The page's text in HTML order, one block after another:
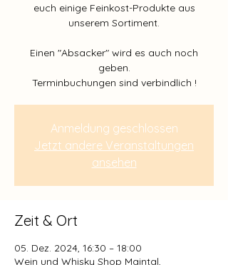
euch einige Feinkost-Produkte aus
unserem Sortiment.
Einen "Absacker" wird es auch noch
geben.
Anmeldung geschlossen
Jetzt andere Veranstaltungen
ansehen
Zeit & Ort
05. Dez. 2024, 16:30 – 18:00
Wein und Whisky Shop Maintal,